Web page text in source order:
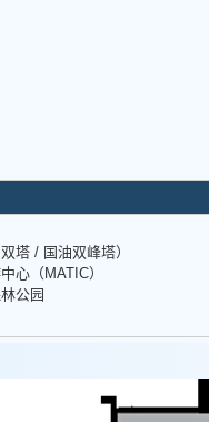
塔 / 国油双峰塔）
心（MATIC）
公园